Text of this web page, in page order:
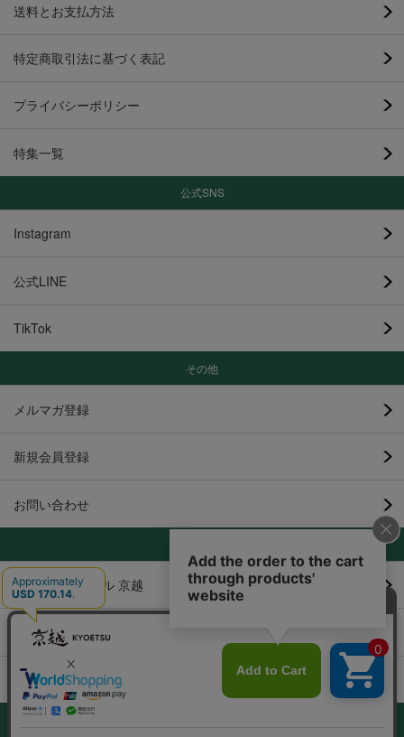
送料とお支払方法
特定商取引法に基づく表記
プライバシーポリシー
特集一覧
公式SNS
Instagram
公式LINE
TikTok
その他
メルマガ登録
新規会員登録
お問い合わせ
京都着物レンタル 京越
京都 かしきもの
ウィッグ専門店 ブライトララ